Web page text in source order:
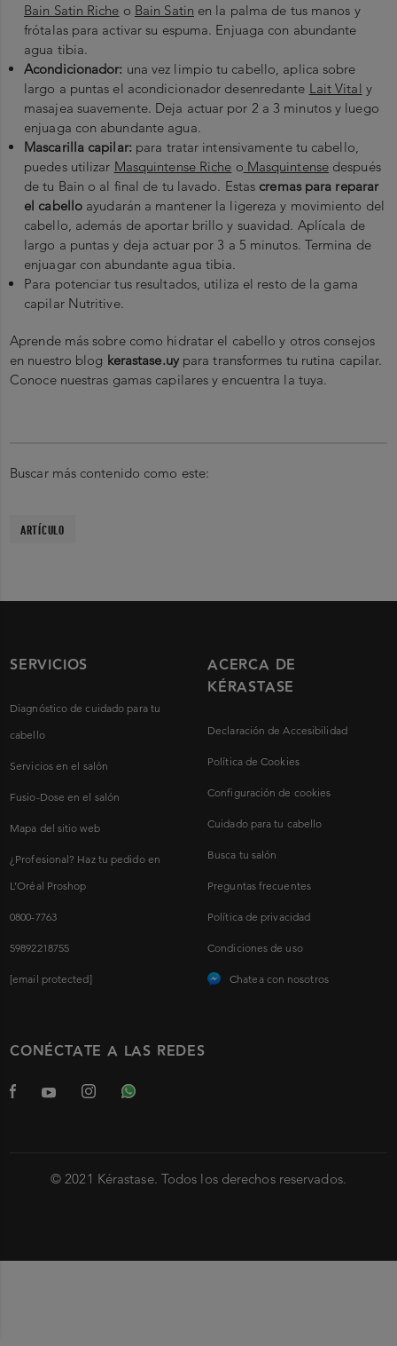
Bain Satin Riche o Bain Satin en la palma de tus manos y
frótalas para activar su espuma. Enjuaga con abundante
agua tibia.
Acondicionador: una vez limpio tu cabello, aplica sobre
largo a puntas el acondicionador desenredante Lait Vital y
masajea suavemente. Deja actuar por 2 a 3 minutos y luego
enjuaga con abundante agua.
Mascarilla capilar:para tratar intensivamente tu cabello,
puedes utilizar Masquintense Riche o Masquintensedespués
de tu Bain o al final de tu lavado. Estas cremas para reparar
el cabello ayudarán a mantener la ligereza y movimiento del
cabello, además de aportar brillo y suavidad. Aplícala de
largo a puntas y deja actuar por 3 a 5 minutos. Termina de
enjuagar con abundante agua tibia.
Para potenciar tus resultados, utiliza el resto de la gama
capilar Nutritive.
Aprende más sobre como hidratar el cabello y otros consejos
en nuestro blog kerastase.uypara transformes tu rutina capilar.
Conoce nuestras gamas capilares y encuentra la tuya.
Buscar más contenido como este:
ARTÍCULO
SERVICIOS
Diagnóstico de cuidado para tu
cabello
Servicios en el salón
Fusio-Dose en el salón
Mapa del sitio web
¿Profesional? Haz tu pedido en
L’Oréal Proshop
0800-7763
59892218755
[email protected]
ACERCA DE
KÉRASTASE
Declaración de Accesibilidad
Política de Cookies
Configuración de cookies
Cuidado para tu cabello
Busca tu salón
Preguntas frecuentes
Política de privacidad
Condiciones de uso
Chatea con nosotros
CONÉCTATE A LAS REDES
© 2021 Kérastase. Todos los derechos reservados.